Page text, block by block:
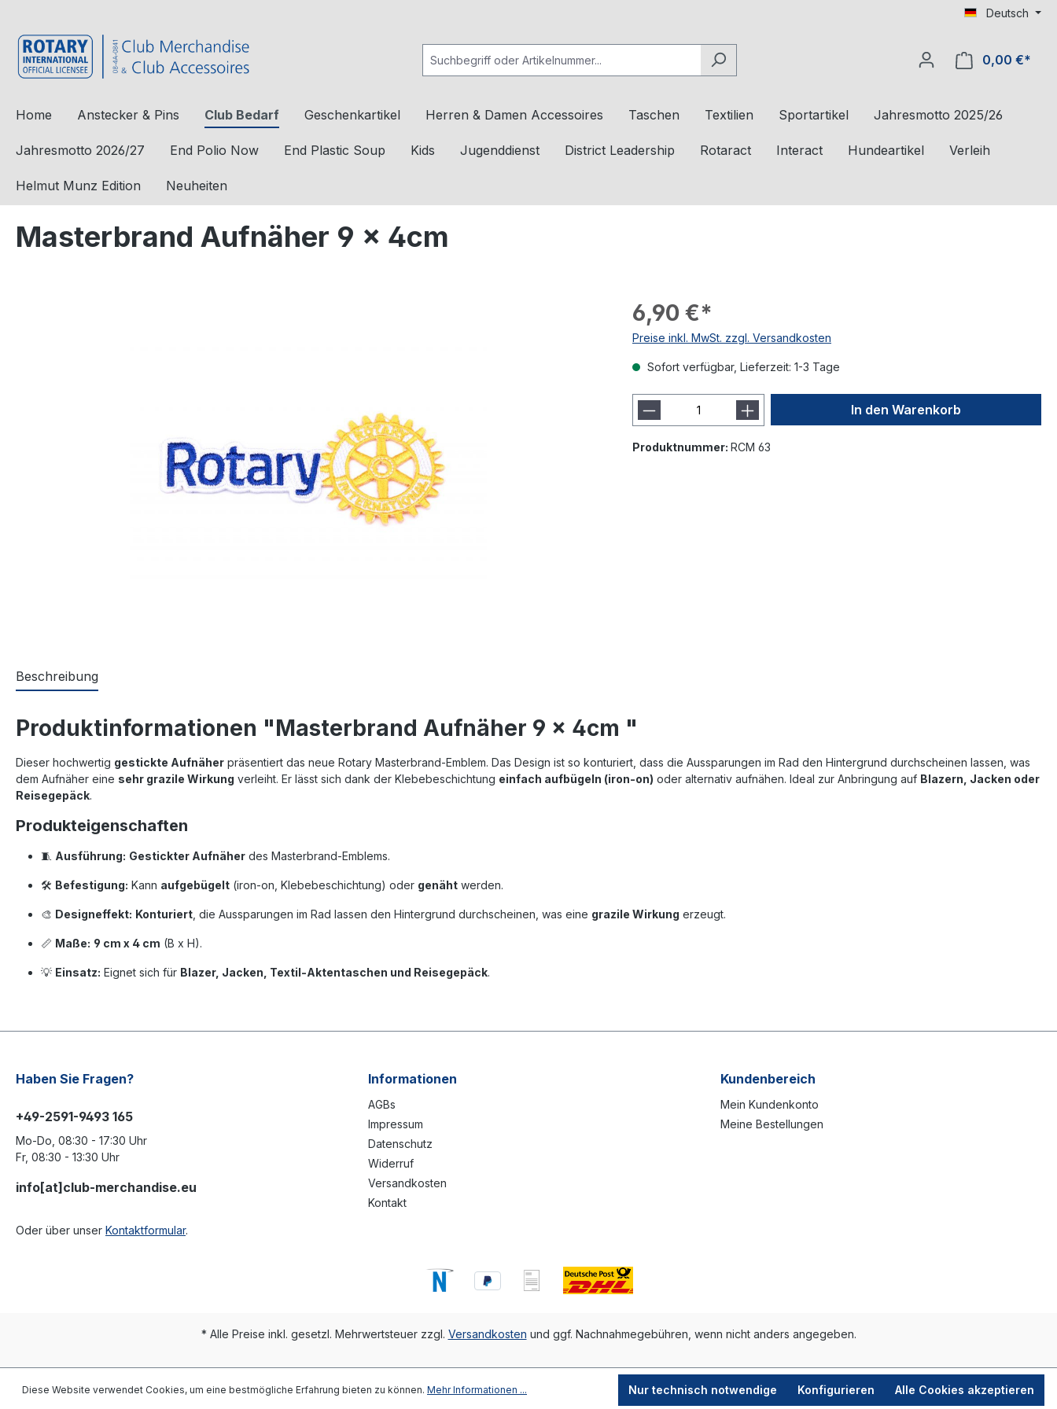
Deutsch
0,00 €*
Home Anstecker & Pins Club Bedarf Geschenkartikel Herren & Damen Accessoires Taschen Textilien Sportartikel Jahresmotto 2025/26
Jahresmotto 2026/27 End Polio Now End Plastic Soup Kids Jugenddienst District Leadership Rotaract Interact Hundeartikel Verleih
Helmut Munz Edition Neuheiten
Masterbrand Aufnäher 9 x 4cm
6,90 €*
Preise inkl. MwSt. zzgl. Versandkosten
Sofort verfügbar, Lieferzeit: 1-3 Tage
In den Warenkorb
Produktnummer: RCM 63
Beschreibung
Produktinformationen "Masterbrand Aufnäher 9 x 4cm "
Dieser hochwertig gestickte Aufnäher präsentiert das neue Rotary Masterbrand-Emblem. Das Design ist so konturiert, dass die Aussparungen im Rad den Hintergrund durchscheinen lassen, was
dem Aufnäher eine sehr grazile Wirkung verleiht. Er lässt sich dank der Klebebeschichtung einfach aufbügeln (iron-on) oder alternativ aufnähen. Ideal zur Anbringung auf Blazern, Jacken oder
Reisegepäck.
Produkteigenschaften
🧵 Ausführung: Gestickter Aufnäher des Masterbrand-Emblems.
🛠️ Befestigung: Kann aufgebügelt (iron-on, Klebebeschichtung) oder genäht werden.
🎨 Designeffekt: Konturiert , die Aussparungen im Rad lassen den Hintergrund durchscheinen, was eine grazile Wirkung erzeugt.
📏 Maße: 9 cm x 4 cm (B x H).
💡 Einsatz: Eignet sich für Blazer, Jacken, Textil-Aktentaschen und Reisegepäck.
Haben Sie Fragen?
+49-2591-9493 165
Mo-Do, 08:30 - 17:30 Uhr
Fr, 08:30 - 13:30 Uhr
info[at]club-merchandise.eu
Oder über unser Kontaktformular.
Informationen
AGBs
Impressum
Datenschutz
Widerruf
Versandkosten
Kontakt
Kundenbereich
Mein Kundenkonto
Meine Bestellungen
* Alle Preise inkl. gesetzl. Mehrwertsteuer zzgl. Versandkosten und ggf. Nachnahmegebühren, wenn nicht anders angegeben.
Diese Website verwendet Cookies, um eine bestmögliche Erfahrung bieten zu können. Mehr Informationen ... Nur technisch notwendige Konfigurieren Alle Cookies akzeptieren